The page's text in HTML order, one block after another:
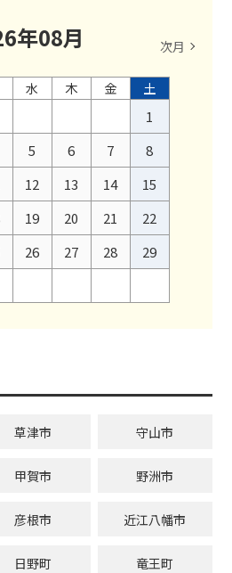
年08月 次月
水 木 金
土
1
5 6 7
8
12 13 14
15
19 20 21
22
26 27 28
29
草津市 守山市
甲賀市 野洲市
彦根市 近江八幡市
日野町 竜王町